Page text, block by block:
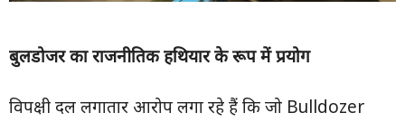
बुलडोजर का राजनीतिक हथियार के रूप में प्रयोग
विपक्षी दल लगातार आरोप लगा रहे हैं कि जो Bulldozer